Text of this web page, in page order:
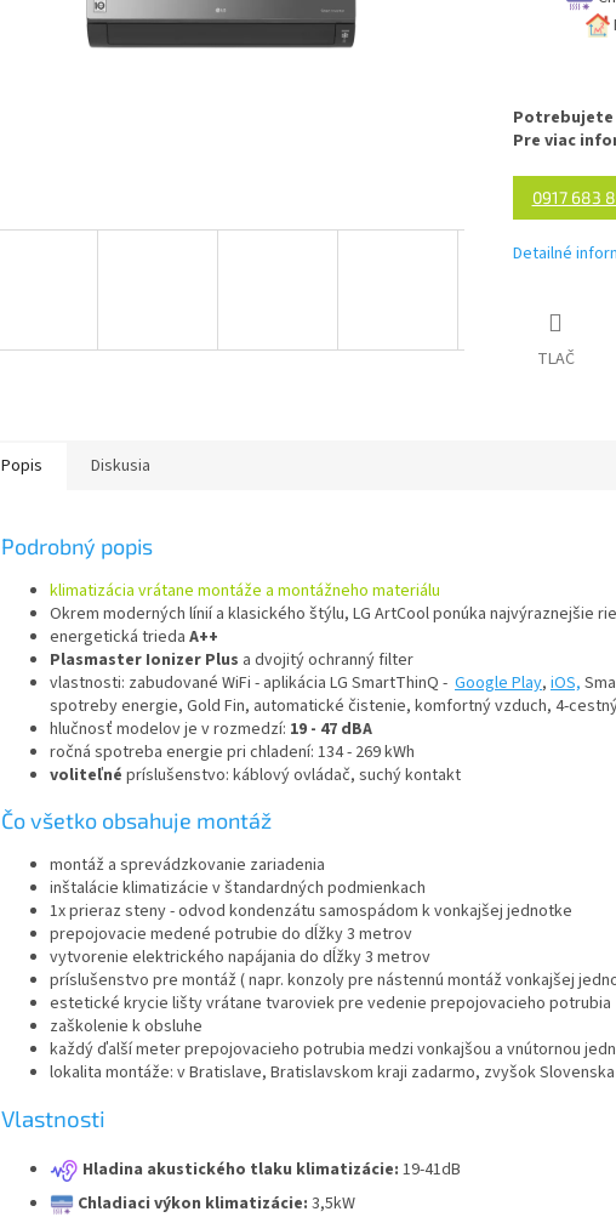
Potrebujete
Pre viac
0917 683
Detailné
TLAČ
Popis Diskusia
Podrobný popis
klimatizácia vrátane montáže a montážneho materiálu
Okrem moderných línií a klasického štýlu, LG ArtCool ponúka najvýraznejšie
energetická trieda A++
Plasmaster Ionizer Plus a dvojitý ochranný filter
vlastnosti: zabudované WiFi - aplikácia LG SmartThinQ - Google Play, iOS,
spotreby energie, Gold Fin, automatické čistenie, komfortný vzduch, 4-
hlučnosť modelov je v rozmedzí: 19 - 47 dBA
ročná spotreba energie pri chladení: 134 - 269 kWh
voliteľné príslušenstvo: káblový ovládač, suchý kontakt
Čo všetko obsahuje montáž
montáž a sprevádzkovanie zariadenia
inštalácie klimatizácie v štandardných podmienkach
1x prieraz steny - odvod kondenzátu samospádom k vonkajšej jednotke
prepojovacie medené potrubie do dĺžky 3 metrov
vytvorenie elektrického napájania do dĺžky 3 metrov
príslušenstvo pre montáž ( napr. konzoly pre nástennú montáž vonkajšej
estetické krycie lišty vrátane tvaroviek pre vedenie prepojovacieho potrubia
zaškolenie k obsluhe
každý ďalší meter prepojovacieho potrubia medzi vonkajšou a vnútornou
lokalita montáže: v Bratislave, Bratislavskom kraji zadarmo, zvyšok
Vlastnosti
Hladina akustického tlaku klimatizácie: 19-41dB
Chladiaci výkon klimatizácie: 3,5kW